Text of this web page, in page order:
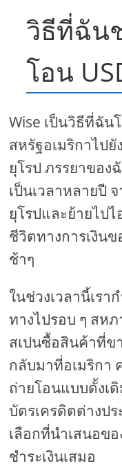
วิธีที่ฉัน
โอน
Wise เป็นวิธีที่ฉัน
สหรัฐอเมริกาไป
ยุโรป ภรรยาของ
เป็นเวลาหลายปี
ยุโรปและย้ายไป
ชีวิตทางการเงินข
ช้าๆ
ในช่วงเวลานี้เรา
ทางไปรอบ ๆ สห
สเปนซื้อสินค้าที่ข
กลับมาที่อเมริกา
ถ่ายโอนแบบดั้งเ
บัตรเครดิตต่างป
เลือกที่นำเสนอข
ชำระเงินเสมอ